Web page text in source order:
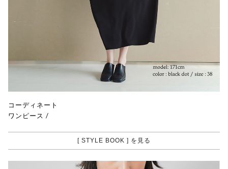
コーディネート
ワンピース /
[ STYLE BOOK ] を見る